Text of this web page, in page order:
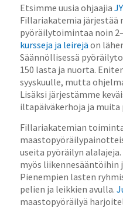
Etsimme uusia ohjaajia
Fillariakatemia järjestää
pyöräilytoimintaa noin
kursseja ja leirejä on
Säännöllisessä
150 lasta ja nuorta.
syyskuulle, mutta
Lisäksi järjestämme
iltapäiväkerhoja ja
Fillariakatemian
useita pyöräilyn
myös liikennesääntöihin
Pienempien lasten
pelien ja leikkien avulla.
maastopyöräilyä